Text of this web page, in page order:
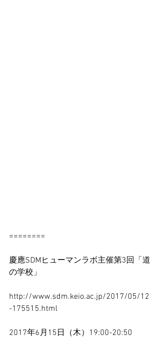
========
慶應SDMヒューマンラボ主催第3回「道
の学校」
http://www.sdm.keio.ac.jp/2017/05/12
-175515.html
2017年6月15日（木）19:00-20:50